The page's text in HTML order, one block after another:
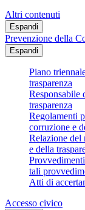
Altri contenuti
Espandi
Prevenzione della
Espandi
Piano
trasparenza
Responsabile
trasparenza
Regolamenti
corruzione e
Relazione del
e della
tali
Atti di
Accesso civico